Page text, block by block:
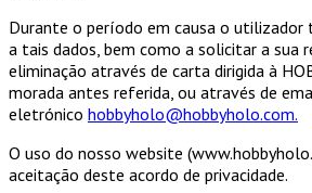
Durante o período em causa o utilizador
a tais dados, bem como a solicitar a sua
eliminação através de carta dirigida à
morada antes referida, ou através de
eletrónico hobbyholo@hobbyholo.com.
O uso do nosso website
aceitação deste acordo de privacidade.